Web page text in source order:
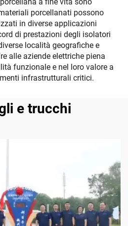
porcellanati possono
in diverse applicazioni
di prestazioni degli isolatori
località geografiche e
alle aziende elettriche piena
funzionale e nel loro valore a
infrastrutturali critici.
e trucchi